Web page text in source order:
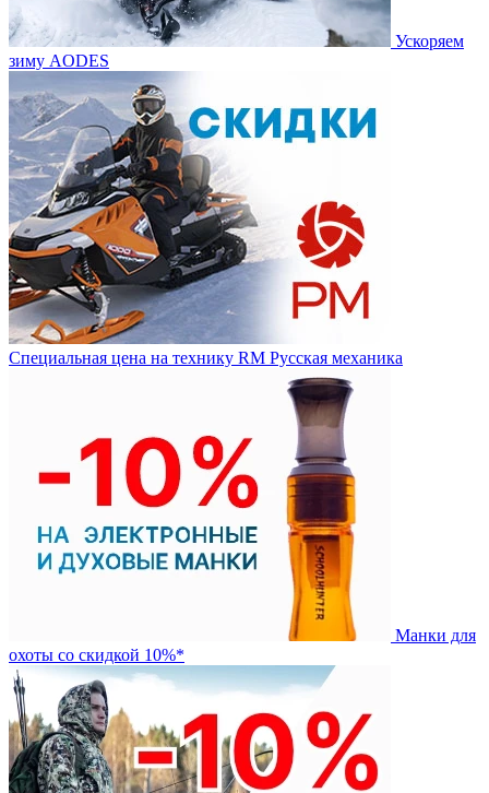
Ускоряем
зиму AODES
Специальная цена на технику RM Русская механика
Манки для
охоты со скидкой 10%*